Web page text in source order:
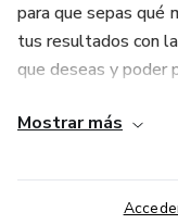
para que sepas qué
tus resultados con
que deseas y poder
en su vida.
Después de este
que si podrán vivir
Mostrar más